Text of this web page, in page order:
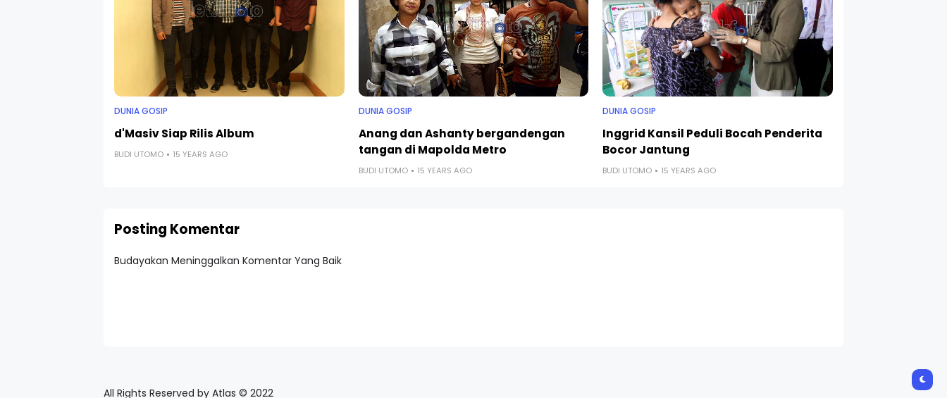
DUNIA GOSIP
d'Masiv Siap Rilis Album
BUDI UTOMO 15 YEARS AGO
DUNIA GOSIP
Anang dan Ashanty bergandengan
tangan di Mapolda Metro
BUDI UTOMO 15 YEARS AGO
DUNIA GOSIP
Inggrid Kansil Peduli Bocah Penderita
Bocor Jantung
BUDI UTOMO 15 YEARS AGO
Posting Komentar
Budayakan Meninggalkan Komentar Yang Baik
All Rights Reserved by Atlas © 2022